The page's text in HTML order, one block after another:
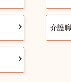
介護